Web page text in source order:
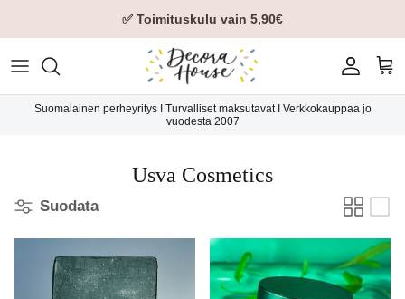
✅ Toimituskulu vain 5,90€
Tili
Suomalainen perheyritys I Turvalliset maksutavat I Verkkokauppaa jo
vuodesta 2007
Usva Cosmetics
Suodata